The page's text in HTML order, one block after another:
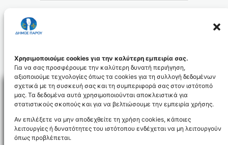
Χρησιμοποιούμε cookies για την καλύτερη εμπειρία σας.
Για να σας προσφέρουμε την καλύτερη δυνατή περιήγηση,
αξιοποιούμε τεχνολογίες όπως τα cookies για τη συλλογή δεδομένων
σχετικά με τη συσκευή σας και τη συμπεριφορά σας στον ιστότοπό
μας. Τα δεδομένα αυτά χρησιμοποιούνται αποκλειστικά για
στατιστικούς σκοπούς και για να βελτιώσουμε την εμπειρία χρήσης.
Αν επιλέξετε να μην αποδεχθείτε τη χρήση cookies, κάποιες
λειτουργίες ή δυνατότητες του ιστότοπου ενδέχεται να μη λειτουργούν
όπως προβλέπεται.
377_id4443